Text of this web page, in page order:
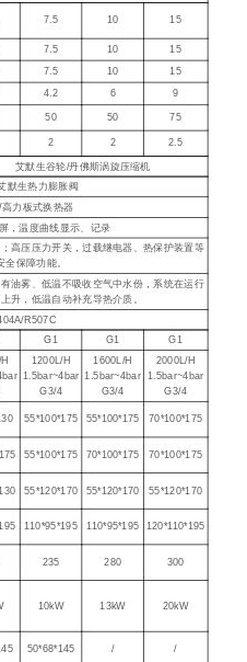
7.5 10 15
7.5 10 15
7.5 10
15
4.2 6
9
50 50 75
2 2
2.5
艾默生谷轮/丹佛斯涡旋压缩机
默生热力膨胀阀
高力板式换热器
，温度曲线显示、记录
高压压力开关，过载继电器、热保护装置等
全保障功能。
油雾、低温不吸收空气中水份，系统在运行
升，低温自动补充导热介质。
R507C
G1 G1 G1
1200L/H
1.5bar~4bar
G3/4
1600L/H
1.5bar~4bar
G3/4
2000L/H
1.5bar~4bar
G3/4
55*100*175 55*100*175 70*100*175
55*100*175 70*100*175 70*100*175
55*120*170 55*120*170 55*120*170
110*95*195 110*95*195 120*110*195
235 280 300
10kW 13kW 20kW
50*68*145 / /